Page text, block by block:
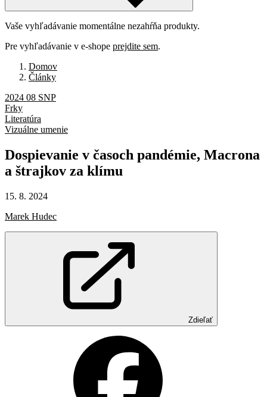
Vaše vyhľadávanie momentálne nezahŕňa produkty.
Pre vyhľadávanie v e-shope prejdite sem.
Domov
Články
2024 08 SNP
Frky
Literatúra
Vizuálne umenie
Dospievanie v časoch pandémie, Macrona
a štrajkov za klímu
15. 8. 2024
Marek Hudec
Zdieľať